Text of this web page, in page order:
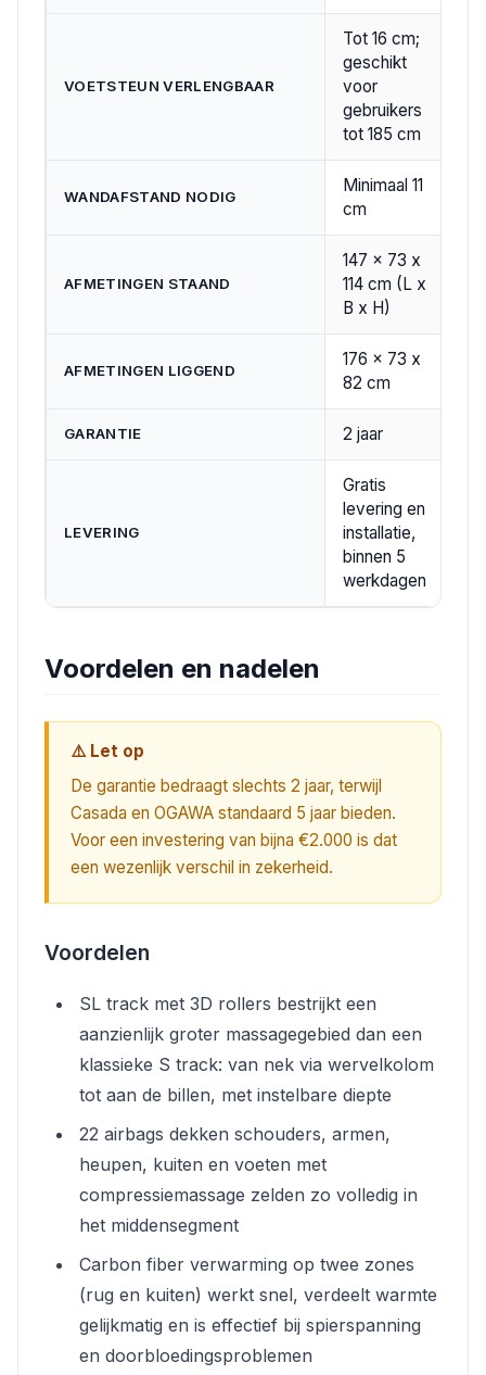
VOETSTEUN VERLENGBAAR
Tot 16 cm;
geschikt
voor
gebruikers
tot 185 cm
WANDAFSTAND NODIG
Minimaal 11
cm
AFMETINGEN STAAND
147 x 73 x
114 cm (L x
B x H)
AFMETINGEN LIGGEND
176 x 73 x
82 cm
GARANTIE 2 jaar
LEVERING
Gratis
levering en
installatie,
binnen 5
werkdagen
Voordelen en nadelen
⚠️ Let op
De garantie bedraagt slechts 2 jaar, terwijl
Casada en OGAWA standaard 5 jaar bieden.
Voor een investering van bijna €2.000 is dat
een wezenlijk verschil in zekerheid.
Voordelen
SL track met 3D rollers bestrijkt een
aanzienlijk groter massagegebied dan een
klassieke S track: van nek via wervelkolom
tot aan de billen, met instelbare diepte
22 airbags dekken schouders, armen,
heupen, kuiten en voeten met
compressiemassage zelden zo volledig in
het middensegment
Carbon fiber verwarming op twee zones
(rug en kuiten) werkt snel, verdeelt warmte
gelijkmatig en is effectief bij spierspanning
en doorbloedingsproblemen